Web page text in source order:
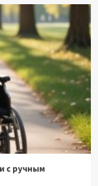
с ручным